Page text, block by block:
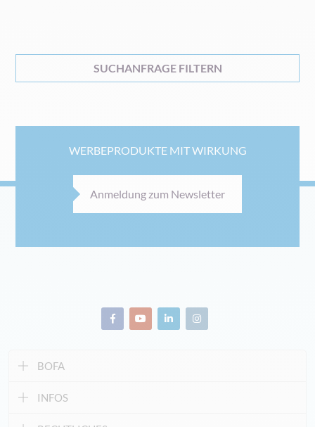
SUCHANFRAGE FILTERN
WERBEPRODUKTE MIT WIRKUNG
Anmeldung zum Newsletter
BOFA
INFOS